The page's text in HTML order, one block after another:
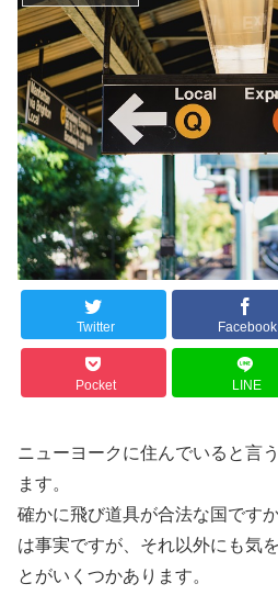
Twitter Facebook
Pocket LINE
ニューヨークに住んでいると言
ます。
確かに飛び道具が合法な国です
は事実ですが、それ以外にも気
とがいくつかあります。